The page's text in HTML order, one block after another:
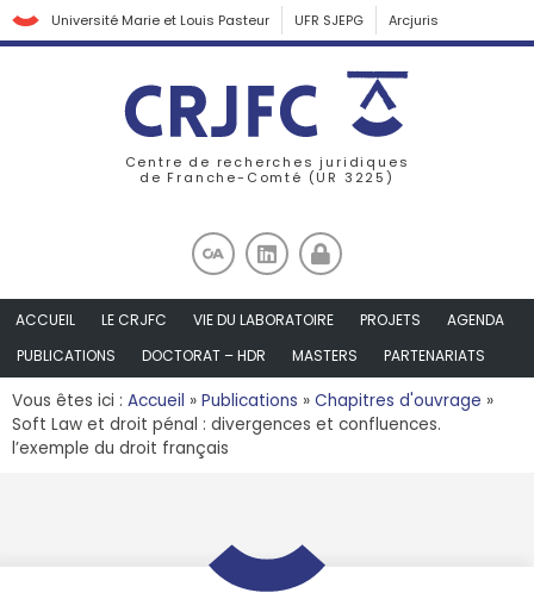
Université Marie et Louis Pasteur UFR SJEPG Arcjuris
Centre de recherches juridiques
de Franche-Comté (UR 3225)
ACCUEIL LE CRJFC VIE DU LABORATOIRE PROJETS
AGENDA
PUBLICATIONS
DOCTORAT – HDR MASTERS PARTENARIATS
Vous êtes ici : Accueil » Publications » Chapitres d'ouvrage »
Soft Law et droit pénal : divergences et confluences.
l’exemple du droit français